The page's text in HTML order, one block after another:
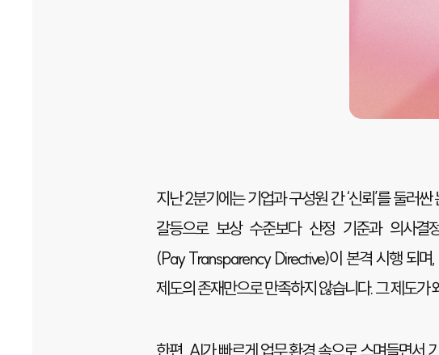
지난 2분기에는 기업과 구성원 간 ‘신뢰’를 둘러
갈등으로 보상 수준보다 산정 기준과 의사
(Pay Transparency Directive)이 본격 시행 되
제도의 존재만으로 만족하지 않습니다. 그 제도가
한편, AI가 빠르게 업무 환경 속으로 스며들면서